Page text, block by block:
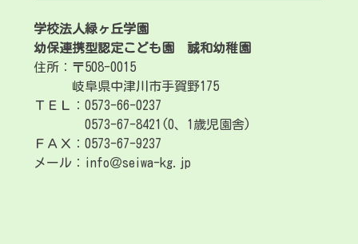
学校法人緑ヶ丘学園
幼保連携型認定こども園
誠和幼稚園
住所：〒508-0015
岐阜県中津川市手賀野175
ＴＥＬ：0573-66-0237
0573-67-8421(0、1歳児園舎)
ＦＡＸ：0573-67-9237
メール：info＠seiwa-kg.jp